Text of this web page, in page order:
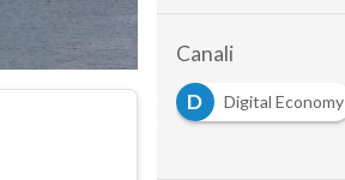
Canali
D
Digital Economy